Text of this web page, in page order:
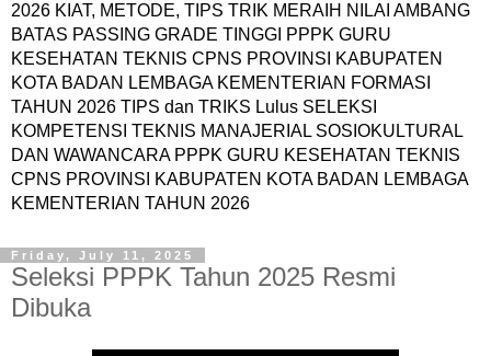
2026 KIAT, METODE, TIPS TRIK MERAIH NILAI AMBANG
BATAS PASSING GRADE TINGGI PPPK GURU
KESEHATAN TEKNIS CPNS PROVINSI KABUPATEN
KOTA BADAN LEMBAGA KEMENTERIAN FORMASI
TAHUN 2026 TIPS dan TRIKS Lulus SELEKSI
KOMPETENSI TEKNIS MANAJERIAL SOSIOKULTURAL
DAN WAWANCARA PPPK GURU KESEHATAN TEKNIS
CPNS PROVINSI KABUPATEN KOTA BADAN LEMBAGA
KEMENTERIAN TAHUN 2026
Friday, July 11, 2025
Seleksi PPPK Tahun 2025 Resmi
Dibuka